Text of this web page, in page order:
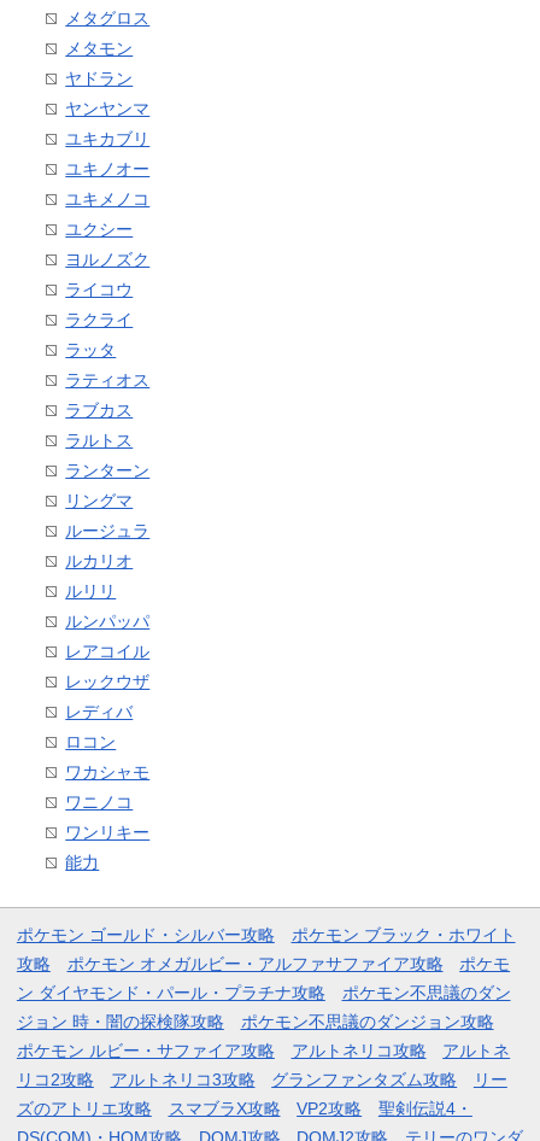
メタグロス
メタモン
ヤドラン
ヤンヤンマ
ユキカブリ
ユキノオー
ユキメノコ
ユクシー
ヨルノズク
ライコウ
ラクライ
ラッタ
ラティオス
ラブカス
ラルトス
ランターン
リングマ
ルージュラ
ルカリオ
ルリリ
ルンパッパ
レアコイル
レックウザ
レディバ
ロコン
ワカシャモ
ワニノコ
ワンリキー
能力
ポケモン ゴールド・シルバー攻略
ポケモン ブラック・ホワイト
攻略
ポケモン オメガルビー・アルファサファイア攻略
ポケモ
ン ダイヤモンド・パール・プラチナ攻略
ポケモン不思議のダン
ジョン 時・闇の探検隊攻略
ポケモン不思議のダンジョン攻略
ポケモン ルビー・サファイア攻略
アルトネリコ攻略
アルトネ
リコ2攻略
アルトネリコ3攻略 グランファンタズム攻略
リー
ズのアトリエ攻略
スマブラX攻略 VP2攻略
聖剣伝説4・